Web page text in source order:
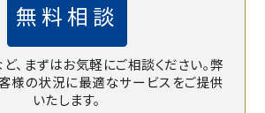
無料相談
、まずはお気軽にご相談ください。弊
様の状況に最適なサービスをご提供
いたします。